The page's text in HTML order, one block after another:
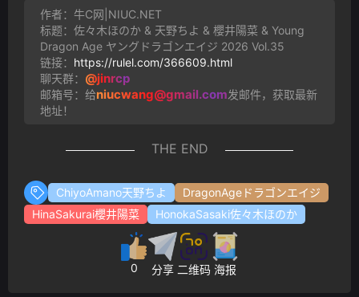
作者：牛C网|NIUC.NET
标题：佐々木ほのか & 天野ちよ & 櫻井陽菜 & Young
Dragon Age ヤングドラゴンエイジ 2026 Vol.35
链接： https://rulel.com/366609.html
聊天群： @jinrcp
邮箱号：给niucwang@gmail.com发邮件，获取最新
地址！
THE END
ChiyoAmano天野ちよ
DragonAgeドラゴンエイジ
HinaSakurai櫻井陽菜
HonokaSasaki佐々木ほのか
0 分享 二维码 海报